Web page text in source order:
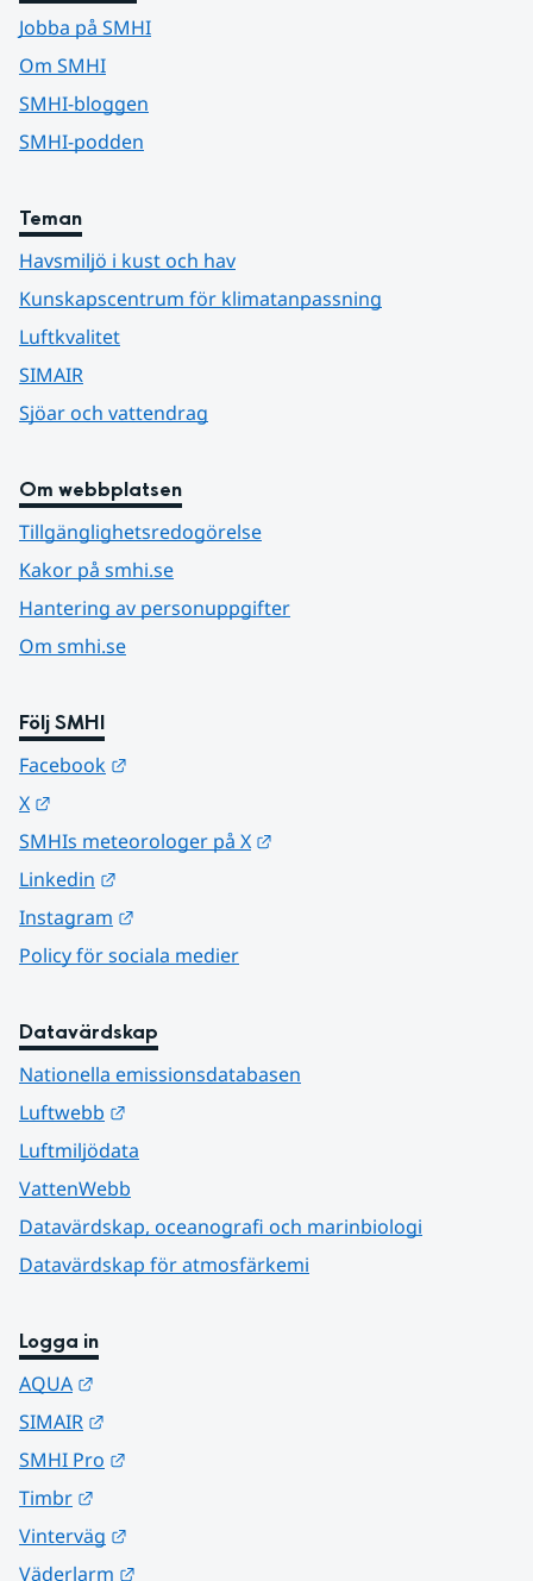
Jobba på SMHI
Om SMHI
SMHI-bloggen
SMHI-podden
Teman
Havsmiljö i kust och hav
Kunskapscentrum för klimatanpassning
Luftkvalitet
SIMAIR
Sjöar och vattendrag
Om webbplatsen
Tillgänglighetsredogörelse
Kakor på smhi.se
Hantering av personuppgifter
Om smhi.se
Följ SMHI
Facebook
X
SMHIs meteorologer på X
Linkedin
Instagram
Policy för sociala medier
Datavärdskap
Nationella emissionsdatabasen
Luftwebb
Luftmiljödata
VattenWebb
Datavärdskap, oceanografi och marinbiologi
Datavärdskap för atmosfärkemi
Logga in
AQUA
SIMAIR
SMHI Pro
Timbr
Vinterväg
Väderlarm